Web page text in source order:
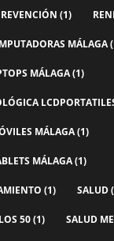
(1)
MÁLAGA
MÁLAGA(1)
MÁLAGA(1)
MÁLAGA(1)
(1) SALUD
50(1) SALUD